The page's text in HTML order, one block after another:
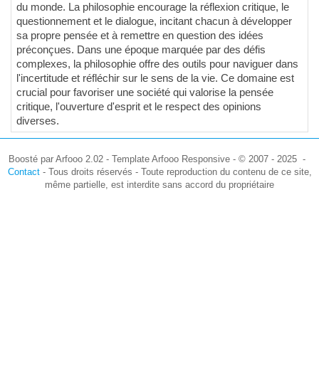
du monde. La philosophie encourage la réflexion critique, le
questionnement et le dialogue, incitant chacun à développer
sa propre pensée et à remettre en question des idées
préconçues. Dans une époque marquée par des défis
complexes, la philosophie offre des outils pour naviguer dans
l'incertitude et réfléchir sur le sens de la vie. Ce domaine est
crucial pour favoriser une société qui valorise la pensée
critique, l'ouverture d'esprit et le respect des opinions
diverses.
Boosté par Arfooo 2.02 - Template Arfooo Responsive - © 2007 - 2025 -
Contact- Tous droits réservés - Toute reproduction du contenu de ce site,
même partielle, est interdite sans accord du propriétaire